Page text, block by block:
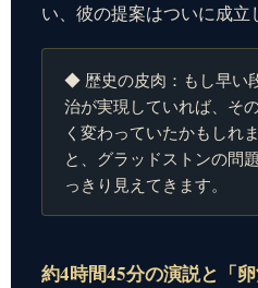
い、彼の提案はついに成立
◆ 歴史の皮肉：もし早い
治が実現していれば、そ
く変わっていたかもしれ
と、グラッドストンの問
っきり見えてきます。
約4時間45分の演説と「